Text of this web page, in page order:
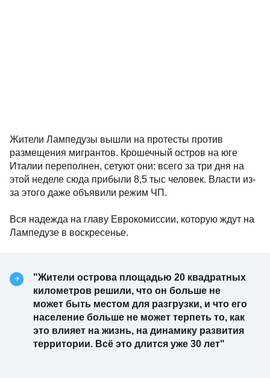
Жители Лампедузы вышли на протесты против
размещения мигрантов. Крошечный остров на юге
Италии переполнен, сетуют они: всего за три дня на
этой неделе сюда прибыли 8,5 тыс человек. Власти из-
за этого даже объявили режим ЧП.
Вся надежда на главу Еврокомиссии, которую ждут на
Лампедузе в воскресенье.
"Жители острова площадью 20 квадратных
километров решили, что он больше не
может быть местом для разгрузки, и что его
население больше не может терпеть то, как
это влияет на жизнь, на динамику развития
территории. Всё это длится уже 30 лет"